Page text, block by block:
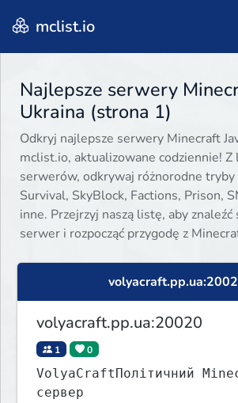
mclist.io
Najlepsze serwery
Ukraina (strona 1)
Odkryj najlepsze serwery Minecraft
mclist.io, aktualizowane codziennie!
serwerów, odkrywaj różnorodne tryby
Survival, SkyBlock, Factions, Prison,
inne. Przejrzyj naszą listę, aby
serwer i rozpocząć przygodę z
volyacraft.pp.ua:20020
1 0
VolyaCraftПолітичний
сервер